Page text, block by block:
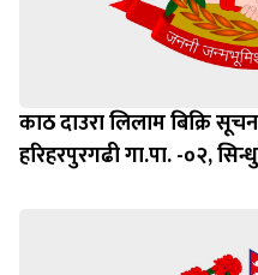
काठ दाउरा लिलाम बिक्रि
हरिहरपुरगढी गा.पा. -०२,